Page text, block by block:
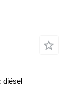
diésel